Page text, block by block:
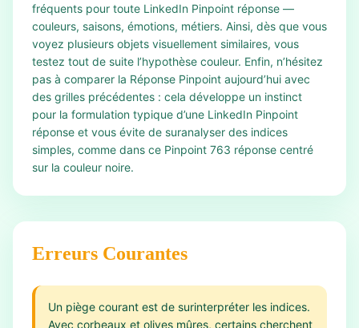
fréquents pour toute LinkedIn Pinpoint réponse —
couleurs, saisons, émotions, métiers. Ainsi, dès que vous
voyez plusieurs objets visuellement similaires, vous
testez tout de suite l’hypothèse couleur. Enfin, n’hésitez
pas à comparer la Réponse Pinpoint aujourd’hui avec
des grilles précédentes : cela développe un instinct
pour la formulation typique d’une LinkedIn Pinpoint
réponse et vous évite de suranalyser des indices
simples, comme dans ce Pinpoint 763 réponse centré
sur la couleur noire.
Erreurs Courantes
Un piège courant est de surinterpréter les indices.
Avec corbeaux et olives mûres, certains cherchent